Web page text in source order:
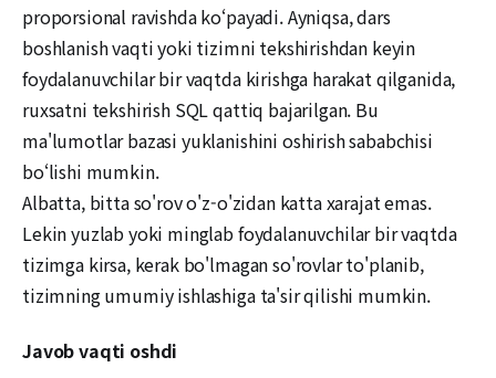
proporsional ravishda ko‘payadi. Ayniqsa, dars
boshlanish vaqti yoki tizimni tekshirishdan keyin
foydalanuvchilar bir vaqtda kirishga harakat qilganida,
ruxsatni tekshirish SQL qattiq bajarilgan. Bu
ma'lumotlar bazasi yuklanishini oshirish sababchisi
bo‘lishi mumkin.
Albatta, bitta so'rov o'z-o'zidan katta xarajat emas.
Lekin yuzlab yoki minglab foydalanuvchilar bir vaqtda
tizimga kirsa, kerak bo'lmagan so'rovlar to'planib,
tizimning umumiy ishlashiga ta'sir qilishi mumkin.
Javob vaqti oshdi